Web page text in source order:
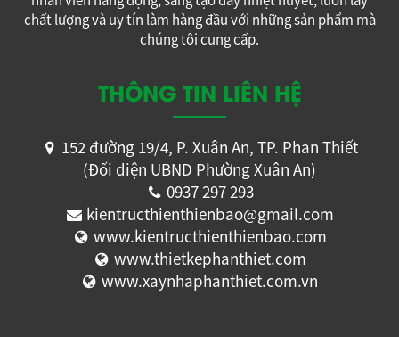
chất lượng và uy tín làm hàng đầu với những sản phẩm mà
chúng tôi cung cấp.
THÔNG TIN LIÊN HỆ
152 đường 19/4, P. Xuân An, TP. Phan Thiết
(Đối diện UBND Phường Xuân An)
0937 297 293
kientructhienthienbao@gmail.com
www.kientructhienthienbao.com
www.thietkephanthiet.com
www.xaynhaphanthiet.com.vn